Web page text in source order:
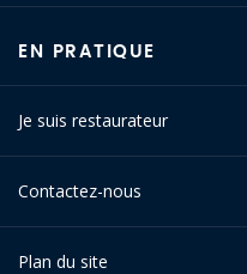
EN PRATIQUE
Je suis restaurateur
Contactez-nous
Plan du site